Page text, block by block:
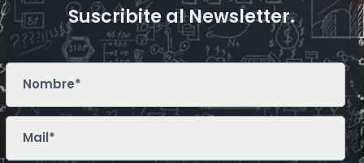
Suscribite al Newsletter.